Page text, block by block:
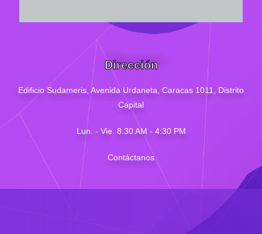
Dirección
Edificio Sudameris, Avenida Urdaneta, Caracas 1011, Distrito
Capital
Lun. - Vie. 8:30 AM - 4:30 PM
Contáctanos